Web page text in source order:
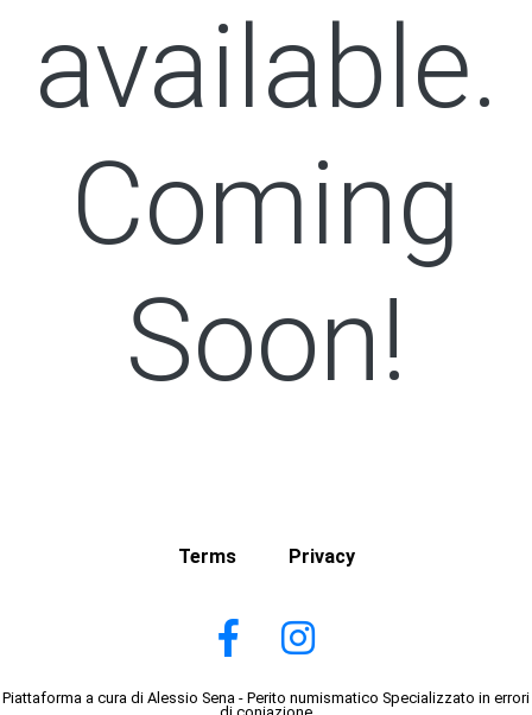
available.
Coming
Soon!
Terms Privacy
Piattaforma a cura di Alessio Sena - Perito numismatico Specializzato in errori